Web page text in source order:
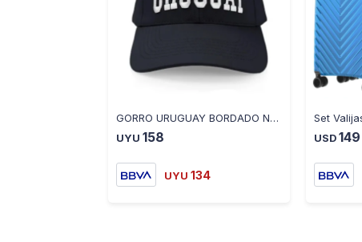
GORRO URUGUAY BORDADO NEGRO GU730-02
UYU 158
UYU 134
USD 149